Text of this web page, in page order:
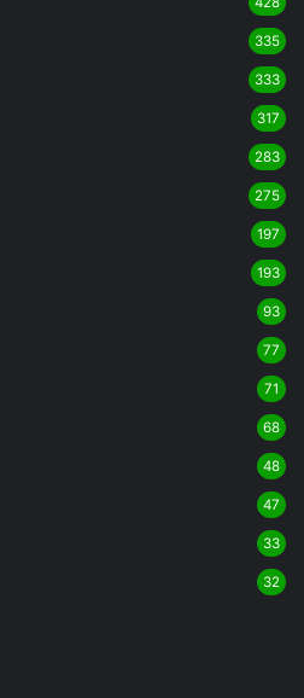
335
333
317
283
275
197
193
93
77
71
68
48
47
33
32